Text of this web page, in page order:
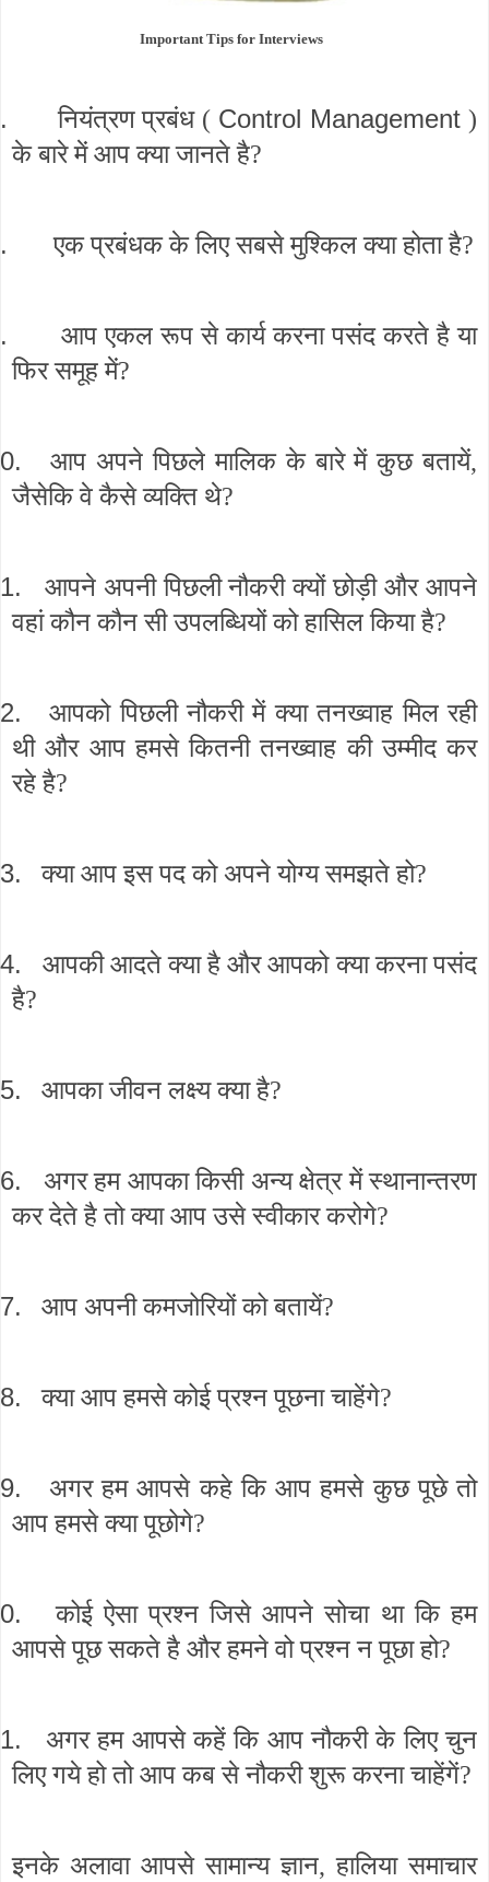
Important Tips for Interviews
नियंत्रण प्रबंध (Control Management )
के बारे में आप क्या जानते है?
एक प्रबंधक के लिए सबसे मुश्किल क्या होता है?
आप एकल रूप से कार्य करना पसंद करते है या
फिर समूह में?
आप अपने पिछले मालिक के बारे में कुछ बतायें,
जैसेकि वे कैसे व्यक्ति थे?
आपने अपनी पिछली नौकरी क्यों छोड़ी और आपने
वहां कौन कौन सी उपलब्धियों को हासिल किया है?
आपको पिछली नौकरी में क्या तनख्वाह मिल रही
थी और आप हमसे कितनी तनख्वाह की उम्मीद कर
रहे है?
क्या आप इस पद को अपने योग्य समझते हो?
आपकी आदते क्या है और आपको क्या करना पसंद
है?
आपका जीवन लक्ष्य क्या है?
अगर हम आपका किसी अन्य क्षेत्र में स्थानान्तरण
कर देते है तो क्या आप उसे स्वीकार करोगे?
आप अपनी कमजोरियों को बतायें?
क्या आप हमसे कोई प्रश्न पूछना चाहेंगे?
अगर हम आपसे कहे कि आप हमसे कुछ पूछे तो
आप हमसे क्या पूछोगे?
कोई ऐसा प्रश्न जिसे आपने सोचा था कि हम
आपसे पूछ सकते है और हमने वो प्रश्न न पूछा हो?
अगर हम आपसे कहें कि आप नौकरी के लिए चुन
लिए गये हो तो आप कब से नौकरी शुरू करना चाहेंगें?
इनके अलावा आपसे सामान्य ज्ञान, हालिया समाचार